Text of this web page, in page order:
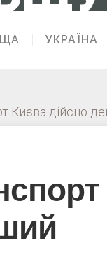
УКРАЇНА
Києва дійсно